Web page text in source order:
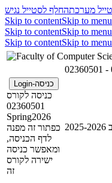
מערכתהחלף לסטייל נגיש
Skip to contentSkip to menu
Skip to contentSkip to menu
Skip to contentSkip to menu
כניסה-Login
כניסה לקורס
02360501
Spring2026
כפתור זה מפנה
לדף הכניסה,
ומאפשר כניסה
ישירה לקורס
זה